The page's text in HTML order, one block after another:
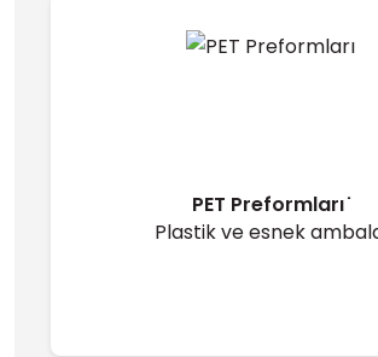
PET Preformları ̇
Plastik ve esnek